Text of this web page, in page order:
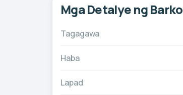
Mga Detalye ng Barko
Tagagawa
Haba
Lapad